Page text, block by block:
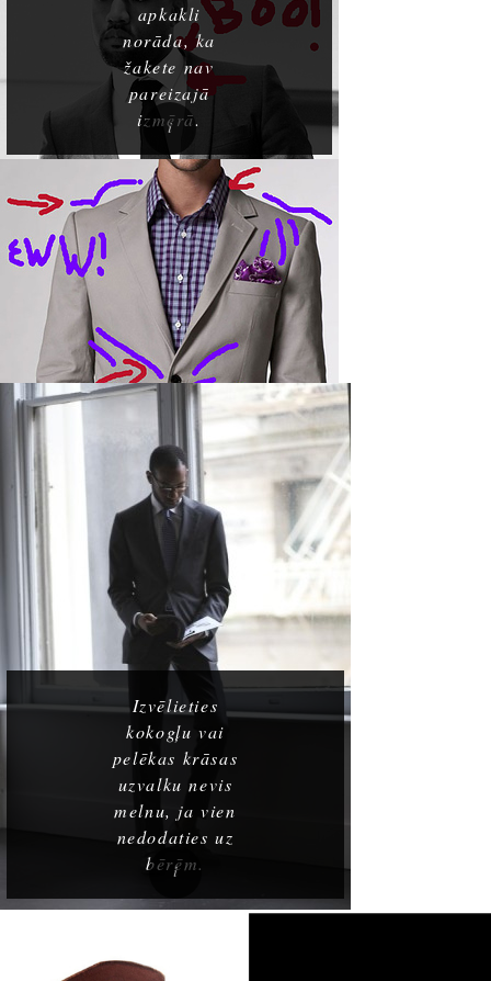
apkakli
norāda, ka
žakete nav
pareizajā
izmērā.
Izvēlieties
kokogļu vai
pelēkas krāsas
uzvalku nevis
melnu, ja vien
nedodaties uz
bērēm.